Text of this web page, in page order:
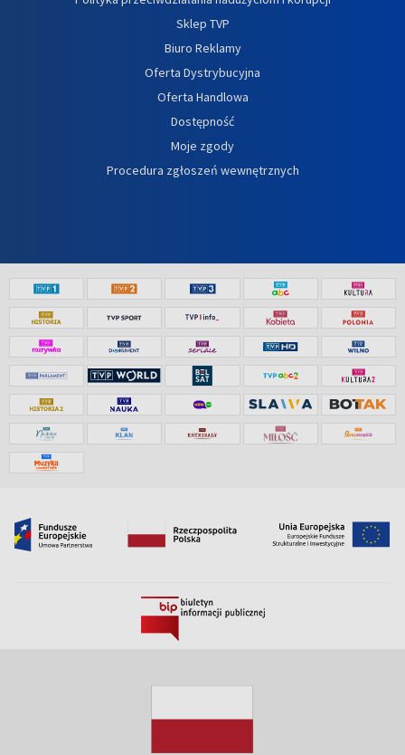
Sklep TVP
Biuro Reklamy
Oferta Dystrybucyjna
Oferta Handlowa
Dostępność
Moje zgody
Procedura zgłoszeń wewnętrznych